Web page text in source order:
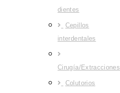
dientes
Cepillos
interdentales
Cirugía/Extracciones
Colutorios